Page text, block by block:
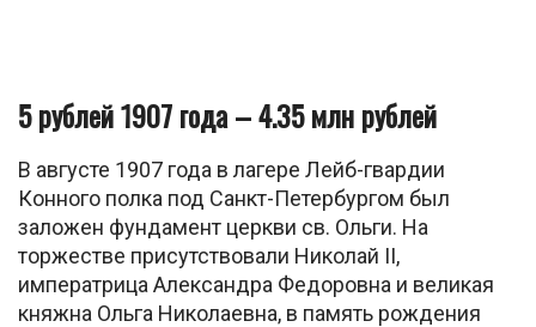
5 рублей 1907 года – 4.35 млн рублей
В августе 1907 года в лагере Лейб-гвардии
Конного полка под Санкт-Петербургом был
заложен фундамент церкви св. Ольги. На
торжестве присутствовали Николай II,
императрица Александра Федоровна и великая
княжна Ольга Николаевна, в память рождения